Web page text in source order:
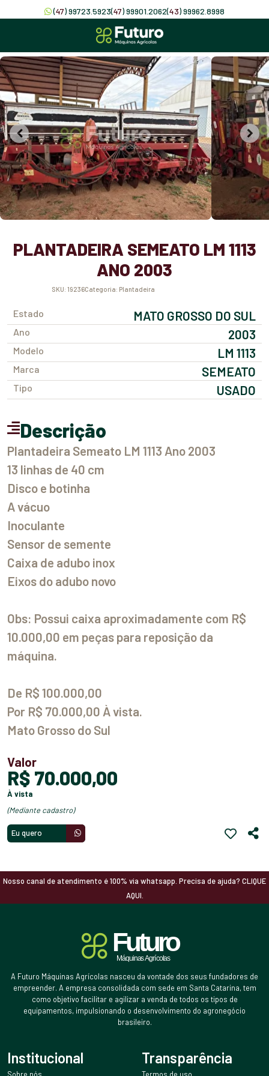
(47) 99723.5923(47) 99901.2062(43) 99962.8998
PLANTADEIRA SEMEATO LM 1113
ANO 2003
SKU: 19236 Categoria: Plantadeira
Estado MATO GROSSO DO SUL
Ano 2003
Modelo LM 1113
Marca SEMEATO
Tipo USADO
Descrição
Plantadeira Semeato LM 1113 Ano 2003
13 linhas de 40 cm
Disco e botinha
A vácuo
Inoculante
Sensor de semente
Caixa de adubo inox
Eixos do adubo novo
Obs: Possui caixa aproximadamente com R$
10.000,00 em peças para reposição da
máquina.
De R$ 100.000,00
Por R$ 70.000,00 À vista.
Mato Grosso do Sul
Valor
R$ 70.000,00
à vista
(mediante cadastro)
Eu quero
Nosso canal de atendimento é 100% via whatsapp. Precisa de ajuda? CLIQUE
AQUI.
A Futuro Máquinas Agrícolas nasceu da vontade dos seus fundadores de
empreender. A empresa consolidada com sede em Santa Catarina, tem
como objetivo facilitar e agilizar a venda de todos os tipos de
equipamentos, impulsionando o desenvolvimento do agronegócio
brasileiro.
Institucional Transparência